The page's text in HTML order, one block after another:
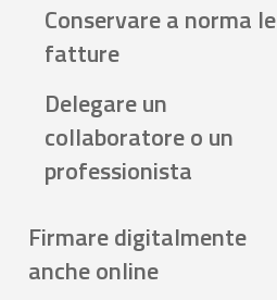
Conservare a norma le
fatture
Delegare un
collaboratore o un
professionista
Firmare digitalmente
anche online